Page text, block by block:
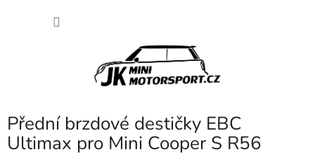
Přední brzdové destičky EBC
Ultimax pro Mini Cooper S R56